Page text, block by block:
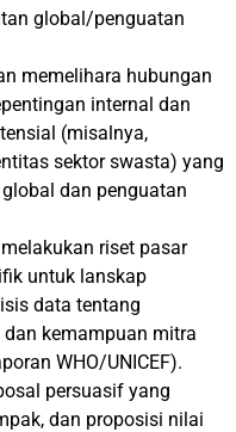
global/penguatan
memelihara hubungan
internal dan
(misalnya,
sektor swasta) yang
dan penguatan
riset pasar
untuk lanskap
data tentang
kemampuan mitra
WHO/UNICEF).
persuasif yang
dan proposisi nilai